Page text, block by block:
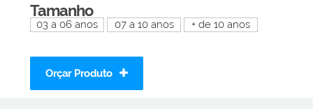
Tamanho
03 a 06 anos 07 a 10 anos + de 10 anos
Orçar Produto